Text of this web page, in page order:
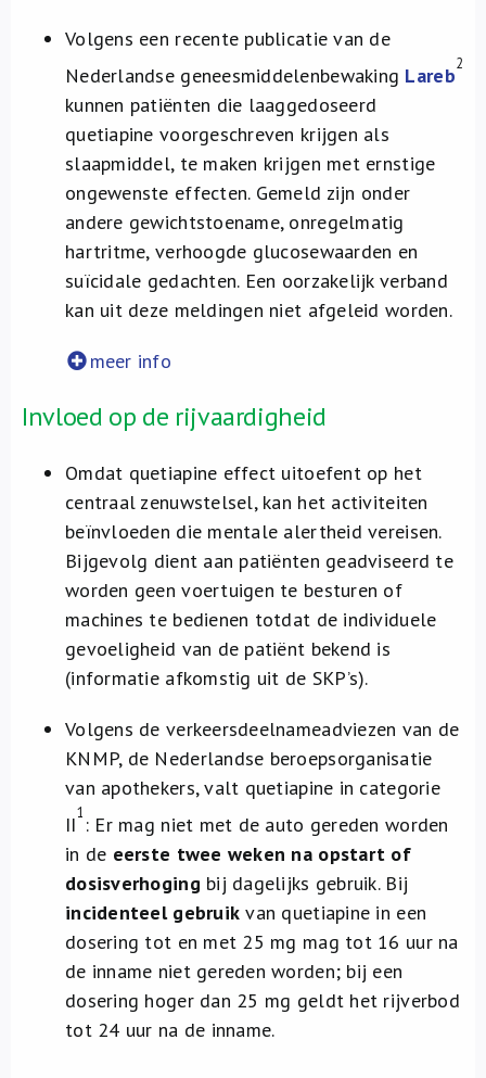
Volgens een recente publicatie van de
Nederlandse geneesmiddelenbewaking Lareb2
kunnen patiënten die laaggedoseerd
quetiapine voorgeschreven krijgen als
slaapmiddel, te maken krijgen met ernstige
ongewenste effecten. Gemeld zijn onder
andere gewichtstoename, onregelmatig
hartritme, verhoogde glucosewaarden en
suïcidale gedachten. Een oorzakelijk verband
kan uit deze meldingen niet afgeleid worden.
meer info
Invloed op de rijvaardigheid
Omdat quetiapine effect uitoefent op het
centraal zenuwstelsel, kan het activiteiten
beïnvloeden die mentale alertheid vereisen.
Bijgevolg dient aan patiënten geadviseerd te
worden geen voertuigen te besturen of
machines te bedienen totdat de individuele
gevoeligheid van de patiënt bekend is
(informatie afkomstig uit de SKP’s).
Volgens de verkeersdeelnameadviezen van de
KNMP, de Nederlandse beroepsorganisatie
van apothekers, valt quetiapine in categorie
II1 : Er mag niet met de auto gereden worden
in de eerste twee weken na opstart of
dosisverhoging bij dagelijks gebruik. Bij
incidenteel gebruik van quetiapine in een
dosering tot en met 25 mg mag tot 16 uur na
de inname niet gereden worden; bij een
dosering hoger dan 25 mg geldt het rijverbod
tot 24 uur na de inname.